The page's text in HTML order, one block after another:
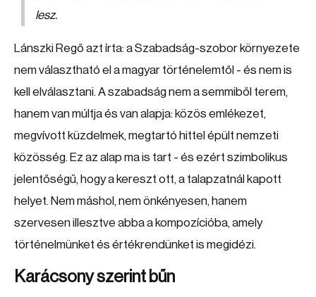
lesz.
Lánszki Regő azt írta: a Szabadság-szobor környezete
nem választható el a magyar történelemtől - és nem is
kell elválasztani. A szabadság nem a semmiből terem,
hanem van múltja és van alapja: közös emlékezet,
megvívott küzdelmek, megtartó hittel épült nemzeti
közösség. Ez az alap ma is tart - és ezért szimbolikus
jelentőségű, hogy a kereszt ott, a talapzatnál kapott
helyet. Nem máshol, nem önkényesen, hanem
szervesen illesztve abba a kompozícióba, amely
történelmünket és értékrendünket is megidézi.
Karácsony szerint bűn